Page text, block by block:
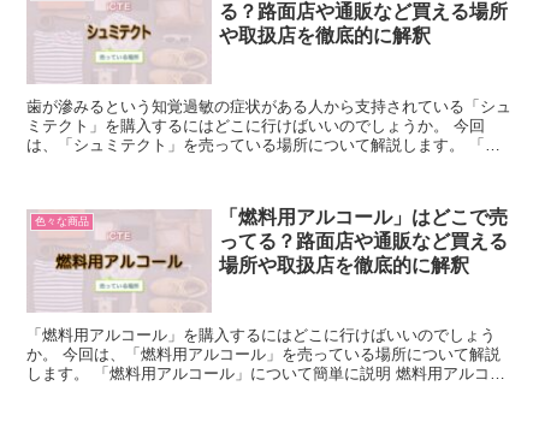
る？路面店や通販など買える場所
や取扱店を徹底的に解釈
歯が滲みるという知覚過敏の症状がある人から支持されている「シュ
ミテクト」を購入するにはどこに行けばいいのでしょうか。 今回
は、「シュミテクト」を売っている場所について解説します。 「シ
色々な商品
「燃料用アルコール」はどこで売
ってる？路面店や通販など買える
場所や取扱店を徹底的に解釈
「燃料用アルコール」を購入するにはどこに行けばいいのでしょう
か。 今回は、「燃料用アルコール」を売っている場所について解説
します。 「燃料用アルコール」について簡単に説明 燃料用アルコー